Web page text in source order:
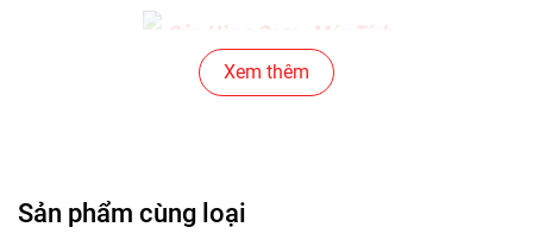
Cửa Hàng Gear , Máy Tính
Cửa Hàng Văn Phòng Phẩm
Cửa Hàng Bán Phụ Kiện Điện Thoại
Xem thêm
Sản phẩm cùng loại